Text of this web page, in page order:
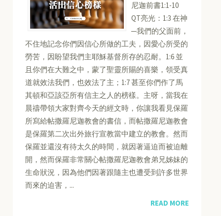
尼迦前書1:1-10
QT亮光：1:3 在神
─我們的父面前，
不住地記念你們因信心所做的工夫，因愛心所受的
勞苦，因盼望我們主耶穌基督所存的忍耐。1:6 並
且你們在大難之中，蒙了聖靈所賜的喜樂，領受真
道就效法我們，也效法了主；1:7 甚至你們作了馬
其頓和亞該亞所有信主之人的榜樣。主呀，當我在
晨禱帶領大家對齊今天的經文時，你讓我看見保羅
所寫給帖撒羅尼迦教會的書信，而帖撒羅尼迦教會
是保羅第二次出外旅行宣教當中建立的教會。然而
保羅並還沒有待太久的時間，就因著逼迫而被迫離
開，然而保羅非常關心帖撒羅尼迦教會弟兄姊妹的
生命狀況，因為他們因著跟隨主也遭受到許多世界
而來的迫害，...
READ MORE